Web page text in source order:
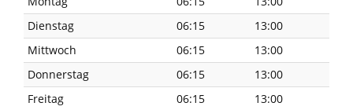
Dienstag
06:15
13:00
Mittwoch
06:15
13:00
Donnerstag
06:15
13:00
Freitag
06:15
13:00